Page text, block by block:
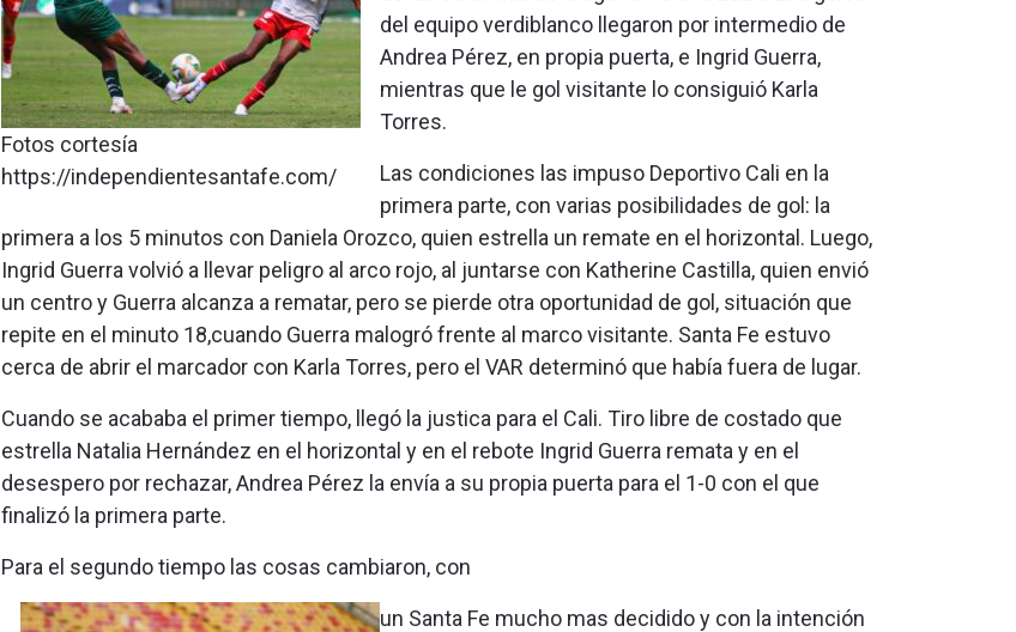
Fotos cortesía
https://independientesantafe.com/
del equipo verdiblanco llegaron por intermedio de
Andrea Pérez, en propia puerta, e Ingrid Guerra,
mientras que le gol visitante lo consiguió Karla
Torres.
Las condiciones las impuso Deportivo Cali en la
primera parte, con varias posibilidades de gol: la
primera a los 5 minutos con Daniela Orozco, quien estrella un remate en el horizontal. Luego,
Ingrid Guerra volvió a llevar peligro al arco rojo, al juntarse con Katherine Castilla, quien envió
un centro y Guerra alcanza a rematar, pero se pierde otra oportunidad de gol, situación que
repite en el minuto 18,cuando Guerra malogró frente al marco visitante. Santa Fe estuvo
cerca de abrir el marcador con Karla Torres, pero el VAR determinó que había fuera de lugar.
Cuando se acababa el primer tiempo, llegó la justica para el Cali. Tiro libre de costado que
estrella Natalia Hernández en el horizontal y en el rebote Ingrid Guerra remata y en el
desespero por rechazar, Andrea Pérez la envía a su propia puerta para el 1-0 con el que
finalizó la primera parte.
Para el segundo tiempo las cosas cambiaron, con
un Santa Fe mucho mas decidido y con la intención